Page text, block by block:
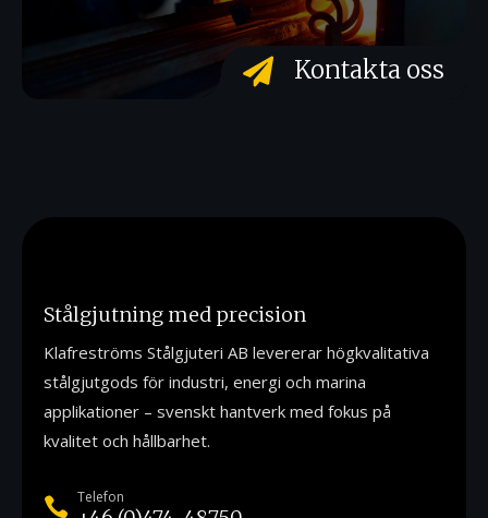
 Kontakta oss
Stålgjutning med precision
Klafreströms Stålgjuteri AB levererar högkvalitativa
stålgjutgods för industri, energi och marina
applikationer – svenskt hantverk med fokus på
kvalitet och hållbarhet.
 Telefon